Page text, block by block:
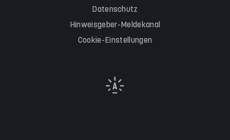
Datenschutz
Hinweisgeber-Meldekanal
Cookie-Einstellungen